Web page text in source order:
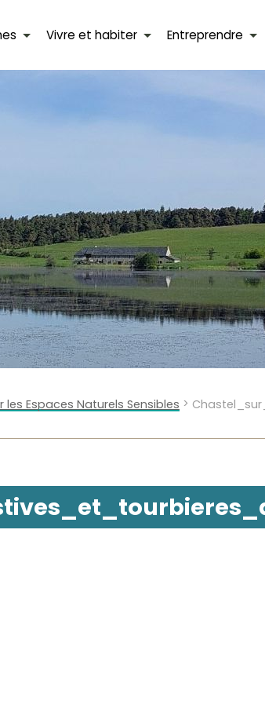
Vivre et habiter Entreprendre
les Espaces Naturels Sensibles >